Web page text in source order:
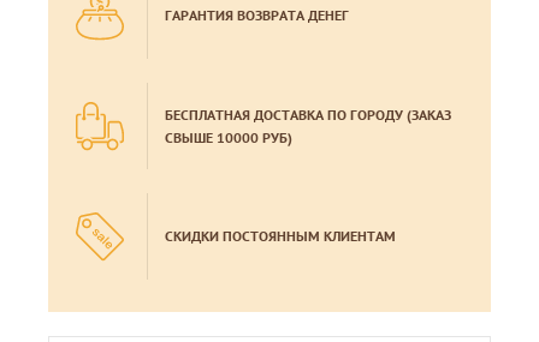
ГАРАНТИЯ ВОЗВРАТА ДЕНЕГ
БЕСПЛАТНАЯ ДОСТАВКА ПО ГОРОДУ (ЗАКАЗ
СВЫШЕ 10000 РУБ)
СКИДКИ ПОСТОЯННЫМ КЛИЕНТАМ